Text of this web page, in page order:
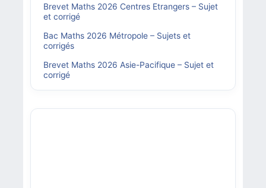
Brevet Maths 2026 Centres Etrangers – Sujet
et corrigé
Bac Maths 2026 Métropole – Sujets et
corrigés
Brevet Maths 2026 Asie-Pacifique – Sujet et
corrigé